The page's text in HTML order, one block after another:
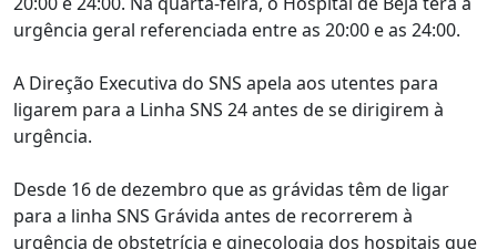
urgência geral referenciada entre as 20:00 e as 24:00.
A Direção Executiva do SNS apela aos utentes para
ligarem para a Linha SNS 24 antes de se dirigirem à
urgência.
Desde 16 de dezembro que as grávidas têm de ligar
para a linha SNS Grávida antes de recorrerem à
urgência de obstetrícia e ginecologia dos hospitais que